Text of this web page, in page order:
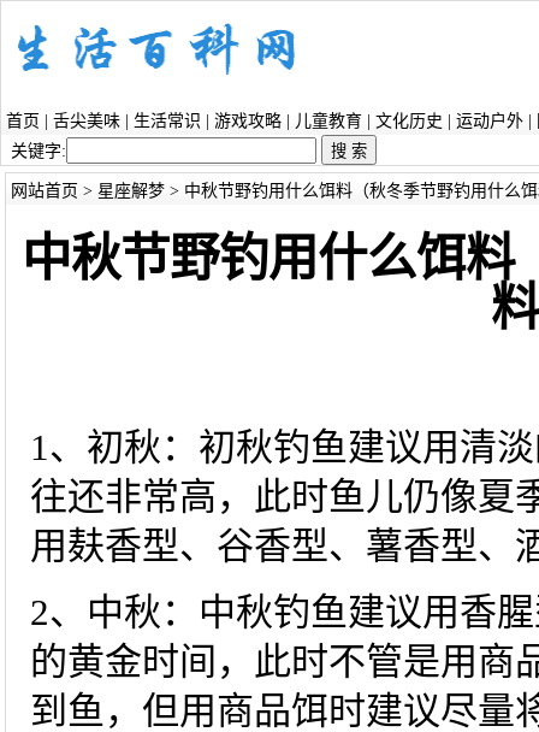
首页 舌尖美味 生活常识 游戏攻略 儿童教育 文化历史 运动户外
关键字:
网站首页 > 星座解梦> 中秋节野钓用什么饵料（秋冬季节野钓用什么
中秋节野钓用什么饵
1、初秋：初秋钓鱼建议用清
往还非常高，此时鱼儿仍像夏
用麸香型、谷香型、薯香型、
2、中秋：中秋钓鱼建议用香
的黄金时间，此时不管是用商
到鱼，但用商品饵时建议尽量